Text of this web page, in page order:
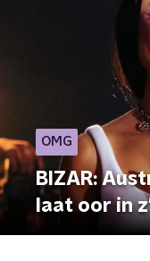
OMG
BIZAR:
laat oor in